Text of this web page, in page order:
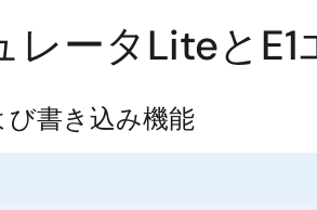
レータLiteと
書き込み機能